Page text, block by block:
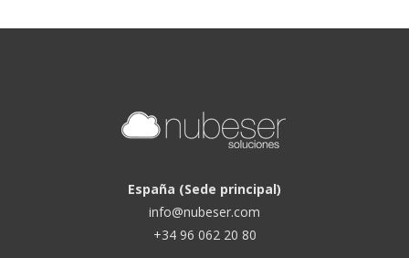
España (Sede principal)
info@nubeser.com
+34 96 062 20 80